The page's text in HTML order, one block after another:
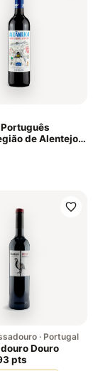
de Alentejo
· Portugal
Douro
pts